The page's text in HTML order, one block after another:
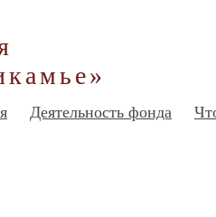
Деятельность фонда